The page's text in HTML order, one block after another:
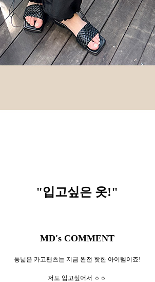
"입고싶은 옷!"
MD's COMMENT
통넓은 카고팬츠는 지금 완전 핫한 아이템이죠!
저도 입고싶어서 ㅎㅎ